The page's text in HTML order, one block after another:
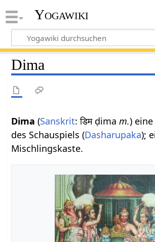
Yogawiki
Dima
Dima (Sanskrit: डिम ḍimam.)
des Schauspiels (Dasharupaka);
Mischlingskaste.